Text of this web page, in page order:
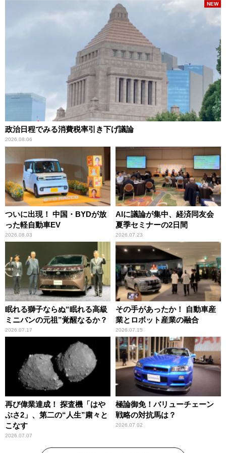
政治日程でみる消費税率引き下げ議論
2026.08.06
NEW
ついに出現！ 中国・BYDが放
った軽自動車EV
2026.08.03
AIに議論が集中、経済同友会
夏季セミナーの2日間
2026.07.23
眠れる獅子ならぬ“眠れる高級
ミニバンの元祖”覚醒なるか？
2026.07.17
その手があったか！ 自動車産
業とロボット産業の融合
2026.07.15
再び偉業達成！ 探査機「はや
ぶさ2」、第二の“人生”粛々と
こなす
2026.07.07
極論御免！バリューチェーン
戦略の対抗馬は？
2026.07.02